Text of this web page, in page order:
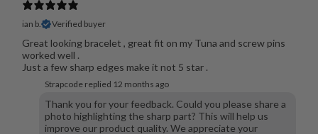
ian b. Verified buyer
Great looking bracelet , great fit on my Tuna and screw pins
worked well .
Just a few sharp edges make it not 5 star .
Strapcode replied 12 months ago
Thank you for your feedback. Could you please share a
photo highlighting the sharp part? This will help us
improve our product quality. We appreciate your